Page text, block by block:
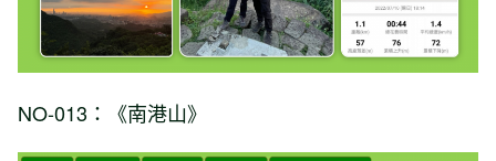
NO-013：《南港山》